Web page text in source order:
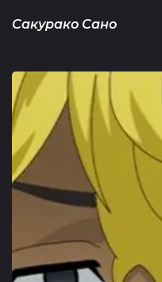
Сакурако Сано